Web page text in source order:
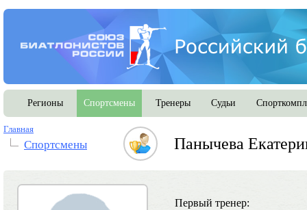
Регионы Спортсмены Тренеры Судьи
Главная
Спортсмены Панычева
Первый тренер: